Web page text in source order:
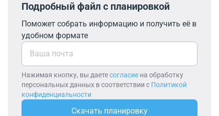
Подробный файл с планировкой
Поможет собрать информацию и получить её в
удобном формате
Нажимая кнопку, вы даетесогласие на обработку
персональных данных в соответствии с Политикой
конфиденциальности
Скачать планировку